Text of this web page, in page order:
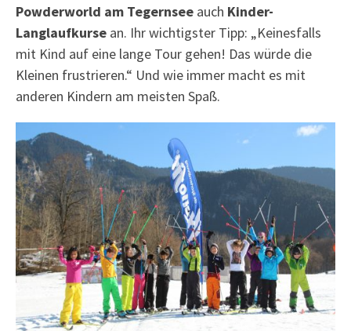
Powderworld am Tegernsee auch Kinder-
Langlaufkurse an. Ihr wichtigster Tipp: „Keinesfalls
mit Kind auf eine lange Tour gehen! Das würde die
Kleinen frustrieren.“ Und wie immer macht es mit
anderen Kindern am meisten Spaß.